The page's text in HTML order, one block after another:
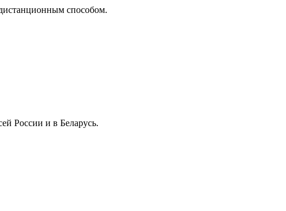
способом.
России и в Беларусь.